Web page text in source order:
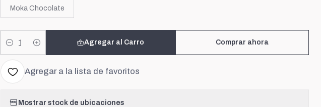
Moka Chocolate
Cantidad
Agregar al Carro Comprar ahora
Agregar a la lista de favoritos
Mostrar stock de ubicaciones